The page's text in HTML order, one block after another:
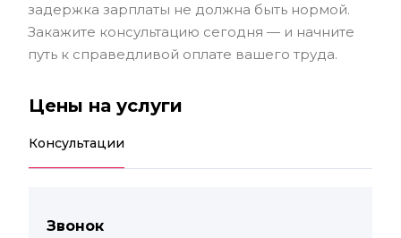
задержка зарплаты не должна быть нормой.
Закажите консультацию сегодня — и начните
путь к справедливой оплате вашего труда.
Цены на услуги
Консультации
Звонок